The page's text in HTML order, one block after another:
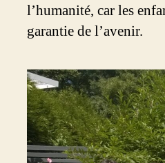
l’humanité, car les
garantie de l’avenir.